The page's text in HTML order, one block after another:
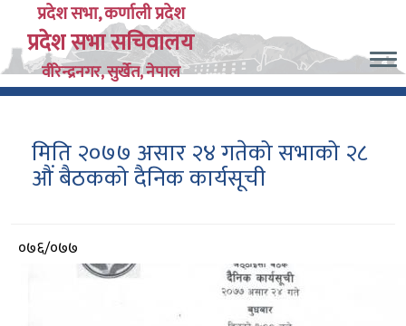
main
content
प्रदेश सभा, कर्णाली प्रदेश
प्रदेश सभा सचिवालय
वीरेन्द्रनगर, सुर्खेत, नेपाल
मिति २०७७ असार २४ गतेको सभाको २८
औं बैठकको दैनिक कार्यसूची
आर्थिक
०७६/०७७